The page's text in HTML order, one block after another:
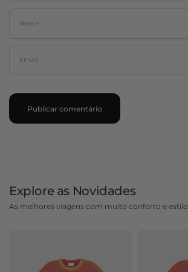
Nome
Email
Explore as Novidades
As melhores viagens com muito conforto e estilo